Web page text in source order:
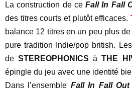
La construction de ceFall In Fall
des titres courts et plutôt efficaces.
balance 12 titres en un peu plus
pure tradition Indie/pop british.
deSTEREOPHONICS àTHE
épingle du jeu avec une identité
Dans l’ensemble Fall In Fall Out